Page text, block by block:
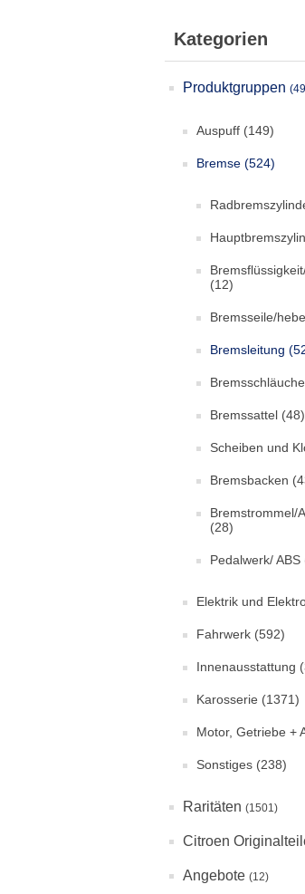
Kategorien
Produktgruppen
Auspuff (149)
Bremse (524)
(12)
Bremsseile/
Bremsleitung
Bremsschläuche
Bremssattel (48)
Scheiben und
Bremsbacken
Bremstrommel/
(28)
Pedalwerk/ ABS
Elektrik und
Fahrwerk (592)
Innenausstattung
Karosserie (1371)
Motor, Getriebe +
Sonstiges (238)
Raritäten (1501)
Citroen
Angebote (12)